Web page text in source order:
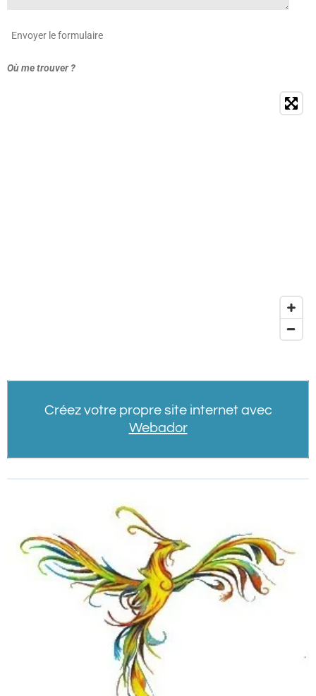
Envoyer le formulaire
Où me trouver ?
Créez votre propre site internet avec
Webador